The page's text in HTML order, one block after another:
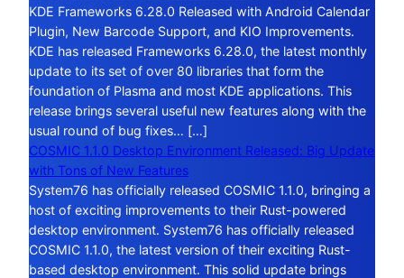
KDE Frameworks 6.28.0 Released with Android Calendar
Plugin, New Barcode Support, and KIO Improvements.
KDE has released Frameworks 6.28.0, the latest monthly
update to its set of over 80 libraries that form the
foundation of Plasma and most KDE applications. This
release brings several useful new features along with the
usual round of bug fixes… […]
COSMIC 1.1.0 Desktop Environment Released: Big Update
with Tons of New Features
System76 has officially released COSMIC 1.1.0, bringing a
host of exciting improvements to their Rust-powered
desktop environment. System76 has officially released
COSMIC 1.1.0, the latest version of their exciting Rust-
based desktop environment. This solid update brings